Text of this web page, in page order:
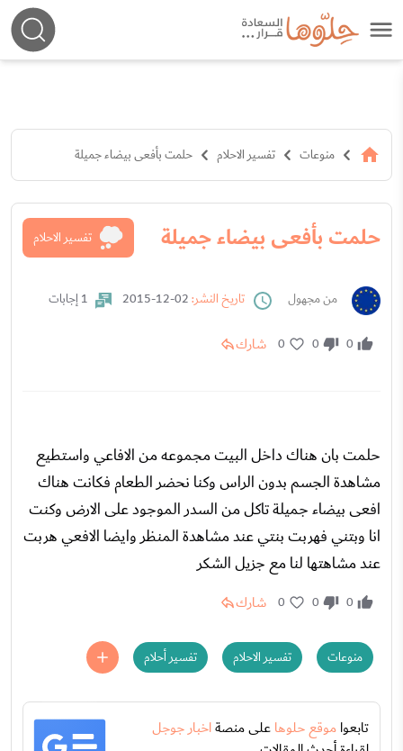
منوعات تفسير الاحلام حلمت بأفعى بيضاء جميلة
حلمت بأفعى بيضاء جميلة تفسير الاحلام
من مجهول تاريخ النشر: 1 إجابات
0
0
0 شارك
حلمت بان هناك داخل البيت مجموعه من الافاعي واستطيع
مشاهدة الجسم بدون الراس وكنا نحضر الطعام فكانت هناك
افعى بيضاء جميلة تاكل من السدر الموجود على الارض وكنت
انا وبتني فهربت بنتي عند مشاهدة المنظر وايضا الافعي هربت
عند مشاهتها لنا مع جزيل الشكر
0
0
0 شارك
منوعات تفسير الاحلام تفسير أحلام
تابعواموقع حلوهاعلى منصةاخبار جوجل